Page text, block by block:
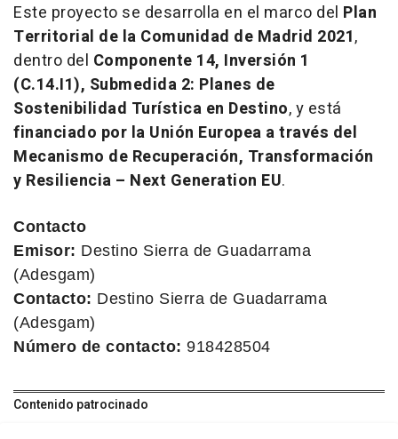
Este proyecto se desarrolla en el marco del Plan
Territorial de la Comunidad de Madrid 2021,
dentro del Componente 14, Inversión 1
(C.14.I1), Submedida 2: Planes de
Sostenibilidad Turística en Destino, y está
financiado por la Unión Europea a través del
Mecanismo de Recuperación, Transformación
y Resiliencia – Next Generation EU.
Contacto
Emisor: Destino Sierra de Guadarrama
(Adesgam)
Contacto: Destino Sierra de Guadarrama
(Adesgam)
Número de contacto: 918428504
Contenido patrocinado